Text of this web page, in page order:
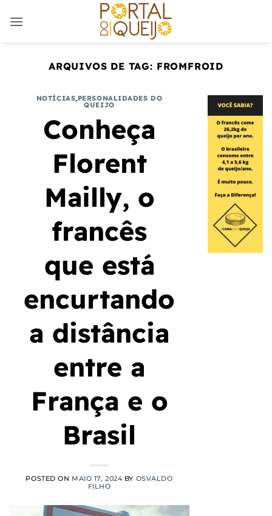
ARQUIVOS DE TAG: FROMFROID
NOTÍCIAS,PERSONALIDADES DO
QUEIJO
Conheça
Florent
Mailly, o
francês
que está
encurtando
a distância
entre a
França e o
Brasil
POSTED ON MAIO 17, 2024 BY OSVALDO
FILHO